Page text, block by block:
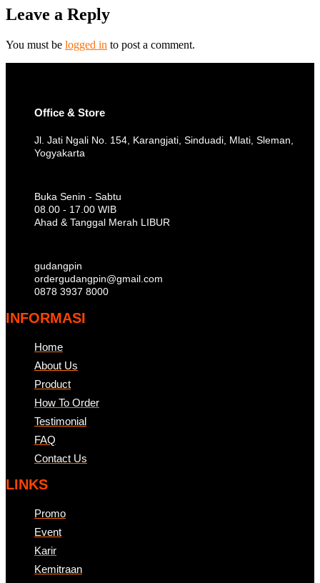
Leave a Reply
You must be logged in to post a comment.
Office & Store
Jl. Jati Ngali No. 154, Karangjati, Sinduadi, Mlati, Sleman,
Yogyakarta
Buka Senin - Sabtu
08.00 - 17.00 WIB
Ahad & Tanggal Merah LIBUR
gudangpin
ordergudangpin@gmail.com
0878 3937 8000
INFORMASI
Home
About Us
Product
How To Order
Testimonial
FAQ
Contact Us
LINKS
Promo
Event
Karir
Kemitraan